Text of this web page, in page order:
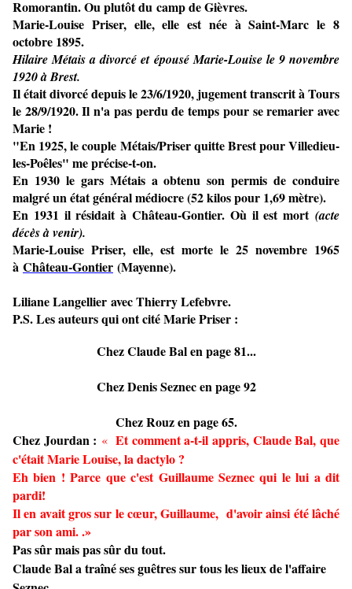
Romorantin. Ou plutôt du camp de Gièvres.
Marie-Louise Priser, elle, elle est née à Saint-Marc le 8
octobre 1895.
Hilaire Métais a divorcé et épousé Marie-Louise le 9 novembre
1920 à Brest.
Il était divorcé depuis le 23/6/1920, jugement transcrit à Tours
le 28/9/1920. Il n'a pas perdu de temps pour se remarier avec
Marie !
"En 1925, le couple Métais/Priser quitte Brest pour Villedieu-
les-Poêles" me précise-t-on.
En 1930 le gars Métais a obtenu son permis de conduire
malgré un état général médiocre (52 kilos pour 1,69 mètre).
En 1931 il résidait à Château-Gontier. Où il est mort (acte
décès à venir).
Marie-Louise Priser, elle, est morte le 25 novembre 1965
à Château-Gontier (Mayenne).
Liliane Langellier avec Thierry Lefebvre.
​​​​P.S. Les auteurs qui ont cité Marie Priser :
Chez Claude Bal en page 81...
Chez Denis Seznec en page 92
Chez Rouz en page 65.
Chez Jourdan : «Et comment a-t-il appris, Claude Bal, que
c'était Marie Louise, la dactylo ?
Eh bien ! Parce que c'est Guillaume Seznec qui le lui a dit
pardi!
Il en avait gros sur le cœur, Guillaume, d'avoir ainsi été lâché
par son ami. .»
Pas sûr mais pas sûr du tout.
Claude Bal a traîné ses guêtres sur tous les lieux de l'affaire